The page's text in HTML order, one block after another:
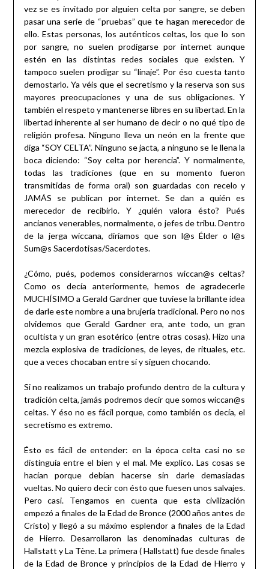
vez se es invitado por alguien celta por sangre, se deben
pasar una serie de “pruebas” que te hagan merecedor de
ello. Estas personas, los auténticos celtas, los que lo son
por sangre, no suelen prodigarse por internet aunque
estén en las distintas redes sociales que existen. Y
tampoco suelen prodigar su “linaje”. Por éso cuesta tanto
demostarlo. Ya véis que el secretismo y la reserva son sus
mayores preocupaciones y una de sus obligaciones. Y
también el respeto y mantenerse libres en su libertad. En la
libertad inherente al ser humano de decir o no qué tipo de
religión profesa. Ninguno lleva un neón en la frente que
diga “SOY CELTA”. Ninguno se jacta, a ninguno se le llena la
boca diciendo: “Soy celta por herencia”. Y normalmente,
todas las tradiciones (que en su momento fueron
transmitidas de forma oral) son guardadas con recelo y
JAMÁS se publican por internet. Se dan a quién es
merecedor de recibirlo. Y ¿quién valora ésto? Pués
ancianos venerables, normalmente, o jefes de tribu. Dentro
de la jerga wiccana, diríamos que son l@s Élder o l@s
Sum@s Sacerdotisas/Sacerdotes.
¿Cómo, pués, podemos considerarnos wiccan@s celtas?
Como os decía anteriormente, hemos de agradecerle
MUCHÍSIMO a Gerald Gardner que tuviese la brillante idea
de darle este nombre a una brujería tradicional. Pero no nos
olvidemos que Gerald Gardner era, ante todo, un gran
ocultista y un gran esotérico (entre otras cosas). Hizo una
mezcla explosiva de tradiciones, de leyes, de rituales, etc.
que a veces chocaban entre sí y siguen chocando.
Si no realizamos un trabajo profundo dentro de la cultura y
tradición celta, jamás podremos decir que somos wiccan@s
celtas. Y éso no es fácil porque, como también os decía, el
secretismo es extremo.
Ésto es fácil de entender: en la época celta casi no se
distinguía entre el bien y el mal. Me explico. Las cosas se
hacían porque debían hacerse sin darle demasiadas
vueltas. No quiero decir con ésto que fuesen unos salvajes.
Pero casi. Tengamos en cuenta que esta civilización
empezó a finales de la Edad de Bronce (2000 años antes de
Cristo) y llegó a su máximo esplendor a finales de la Edad
de Hierro. Desarrollaron las denominadas culturas de
Hallstatt y La Tène. La primera ( Hallstatt) fue desde finales
de la Edad de Bronce y principios de la Edad de Hierro y